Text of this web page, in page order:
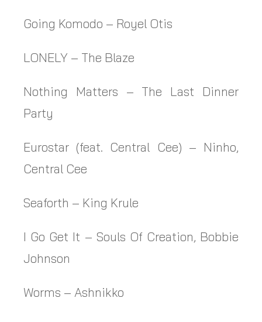
Going Komodo – Royel Otis
LONELY – The Blaze
Nothing Matters – The Last Dinner
Party
Eurostar (feat. Central Cee) – Ninho,
Central Cee
Seaforth – King Krule
I Go Get It – Souls Of Creation, Bobbie
Johnson
Worms – Ashnikko